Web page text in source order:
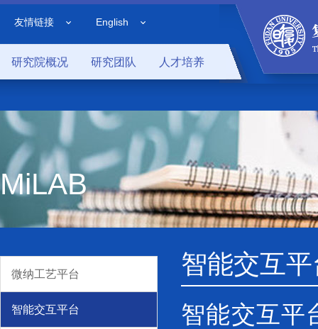
友情链接 English
研究院概况 研究团队 人才培养
MiLAB
微纳工艺平台
智能交互平台
智能交互
智能交互平